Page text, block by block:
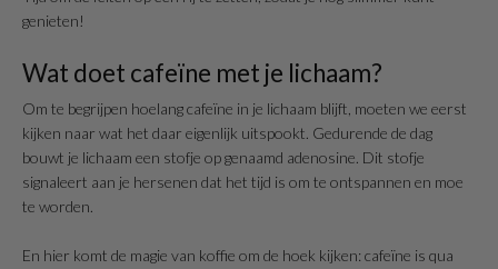
genieten!
Wat doet cafeïne met je lichaam?
Om te begrijpen hoelang cafeïne in je lichaam blijft, moeten we eerst
kijken naar wat het daar eigenlijk uitspookt. Gedurende de dag
bouwt je lichaam een stofje op genaamd adenosine. Dit stofje
signaleert aan je hersenen dat het tijd is om te ontspannen en moe
te worden.
En hier komt de magie van koffie om de hoek kijken: cafeïne is qua